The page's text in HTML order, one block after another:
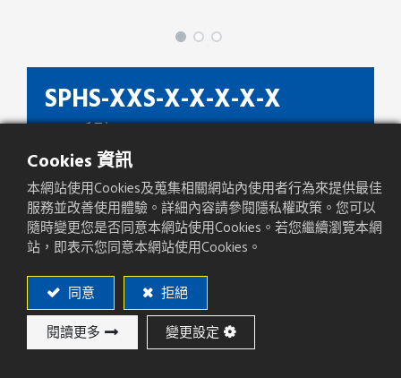
SPHS-XXS-X-X-X-X-X
SPHS 系列
種類
Box Header
間距(mm) 2.54mm
產品方向 Right Angle
PCB焊板方式 SMT
Cookies 資訊
本網站使用Cookies及蒐集相關網站內使用者行為來提供最佳
服務並改善使用體驗。詳細內容請參閱隱私權政策。您可以
隨時變更您是否同意本網站使用Cookies。若您繼續瀏覽本網
站，即表示您同意本網站使用Cookies。
同意 拒絕
閱讀更多 變更設定